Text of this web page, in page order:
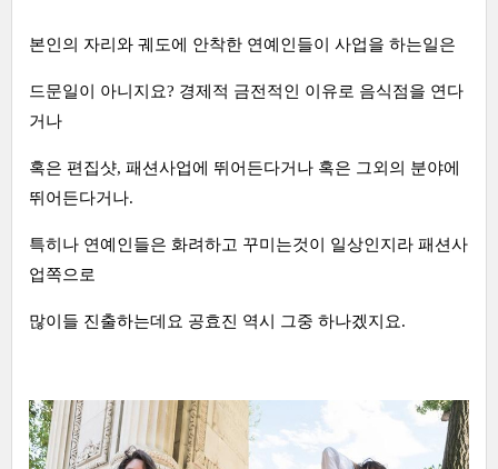
본인의 자리와 궤도에 안착한 연예인들이 사업을 하는일은
드문일이 아니지요? 경제적 금전적인 이유로 음식점을 연다
거나
혹은 편집샷, 패션사업에 뛰어든다거나 혹은 그외의 분야에
뛰어든다거나.
특히나 연예인들은 화려하고 꾸미는것이 일상인지라 패션사
업쪽으로
많이들 진출하는데요 공효진 역시 그중 하나겠지요.